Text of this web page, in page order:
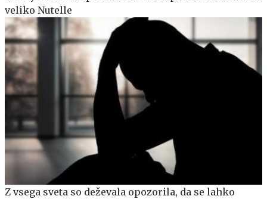
veliko Nutelle
Z vsega sveta so deževala opozorila, da se lahko